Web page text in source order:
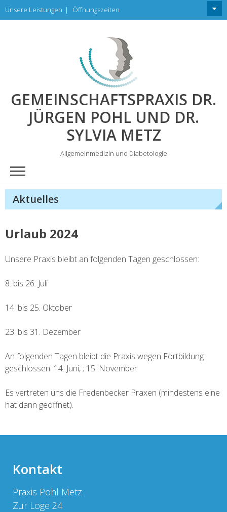
Skip
to
Unsere Leistungen | Öffnungszeiten
GEMEINSCHAFTSPRAXIS DR.
JÜRGEN POHL UND DR.
SYLVIA METZ
Allgemeinmedizin und Diabetologie
Aktuelles
Urlaub 2024
Unsere Praxis bleibt an folgenden Tagen geschlossen:
8. bis 26. Juli
14. bis 25. Oktober
23. bis 31. Dezember
An folgenden Tagen bleibt die Praxis wegen Fortbildung
geschlossen: 14. Juni, ; 15. November
Es vertreten uns die Fredenbecker Praxen (mindestens eine
hat dann geöffnet).
Kontakt
Praxis Pohl Metz
Zur Loge 24